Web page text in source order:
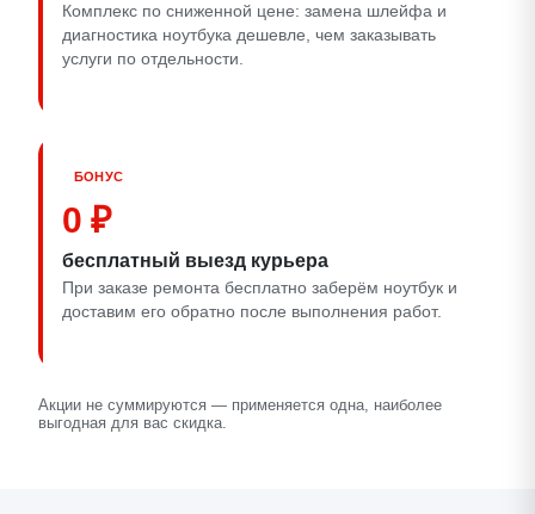
Комплекс по сниженной цене: замена шлейфа и
диагностика ноутбука дешевле, чем заказывать
услуги по отдельности.
БОНУС
0 ₽
бесплатный выезд курьера
При заказе ремонта бесплатно заберём ноутбук и
доставим его обратно после выполнения работ.
Акции не суммируются — применяется одна, наиболее
выгодная для вас скидка.